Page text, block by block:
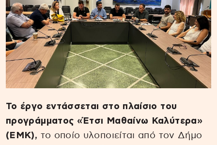
Το έργο εντάσσεται στο πλαίσιο του
προγράμματος «Έτσι Μαθαίνω Καλύτερα»
(ΕΜΚ), το οποίο υλοποιείται από τον Δήμο